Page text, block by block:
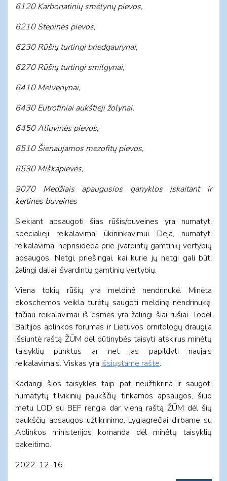
6120 Karbonatinių smėlynų pievos,
6210 Stepinės pievos,
6230 Rūšių turtingi briedgaurynai,
6270 Rūšių turtingi smilgynai,
6410 Melvenynai,
6430 Eutrofiniai aukštieji žolynai,
6450 Aliuvinės pievos,
6510 Šienaujamos mezofitų pievos,
6530 Miškapievės,
9070 Medžiais apaugusios ganyklos įskaitant ir
kertines buveines
Siekiant apsaugoti šias rūšis/buveines yra numatyti
specialieji reikalavimai ūkininkavimui. Deja, numatyti
reikalavimai neprisideda prie įvardintų gamtinių vertybių
apsaugos. Netgi, priešingai, kai kurie jų netgi gali būti
žalingi daliai išvardintų gamtinių vertybių.
Viena tokių rūšių yra meldinė nendrinukė. Minėta
ekoschemos veikla turėtų saugoti meldinę nendrinukę,
tačiau reikalavimai iš esmės yra žalingi šiai rūšiai. Todėl
Baltijos aplinkos forumas ir Lietuvos ornitologų draugija
išsiuntė raštą ŽŪM dėl būtinybės taisyti atskirus minėtų
taisyklių punktus ar net jas papildyti naujais
reikalavimais. Viskas yra išsiųstame rašte.
Kadangi šios taisyklės taip pat neužtikrina ir saugoti
numatytų tilvikinių paukščių tinkamos apsaugos, šiuo
metu LOD su BEF rengia dar vieną raštą ŽŪM dėl šių
paukščių apsaugos užtikrinimo. Lygiagrečiai dirbame su
Aplinkos ministerijos komanda dėl minėtų taisyklių
pakeitimo.
2022-12-16